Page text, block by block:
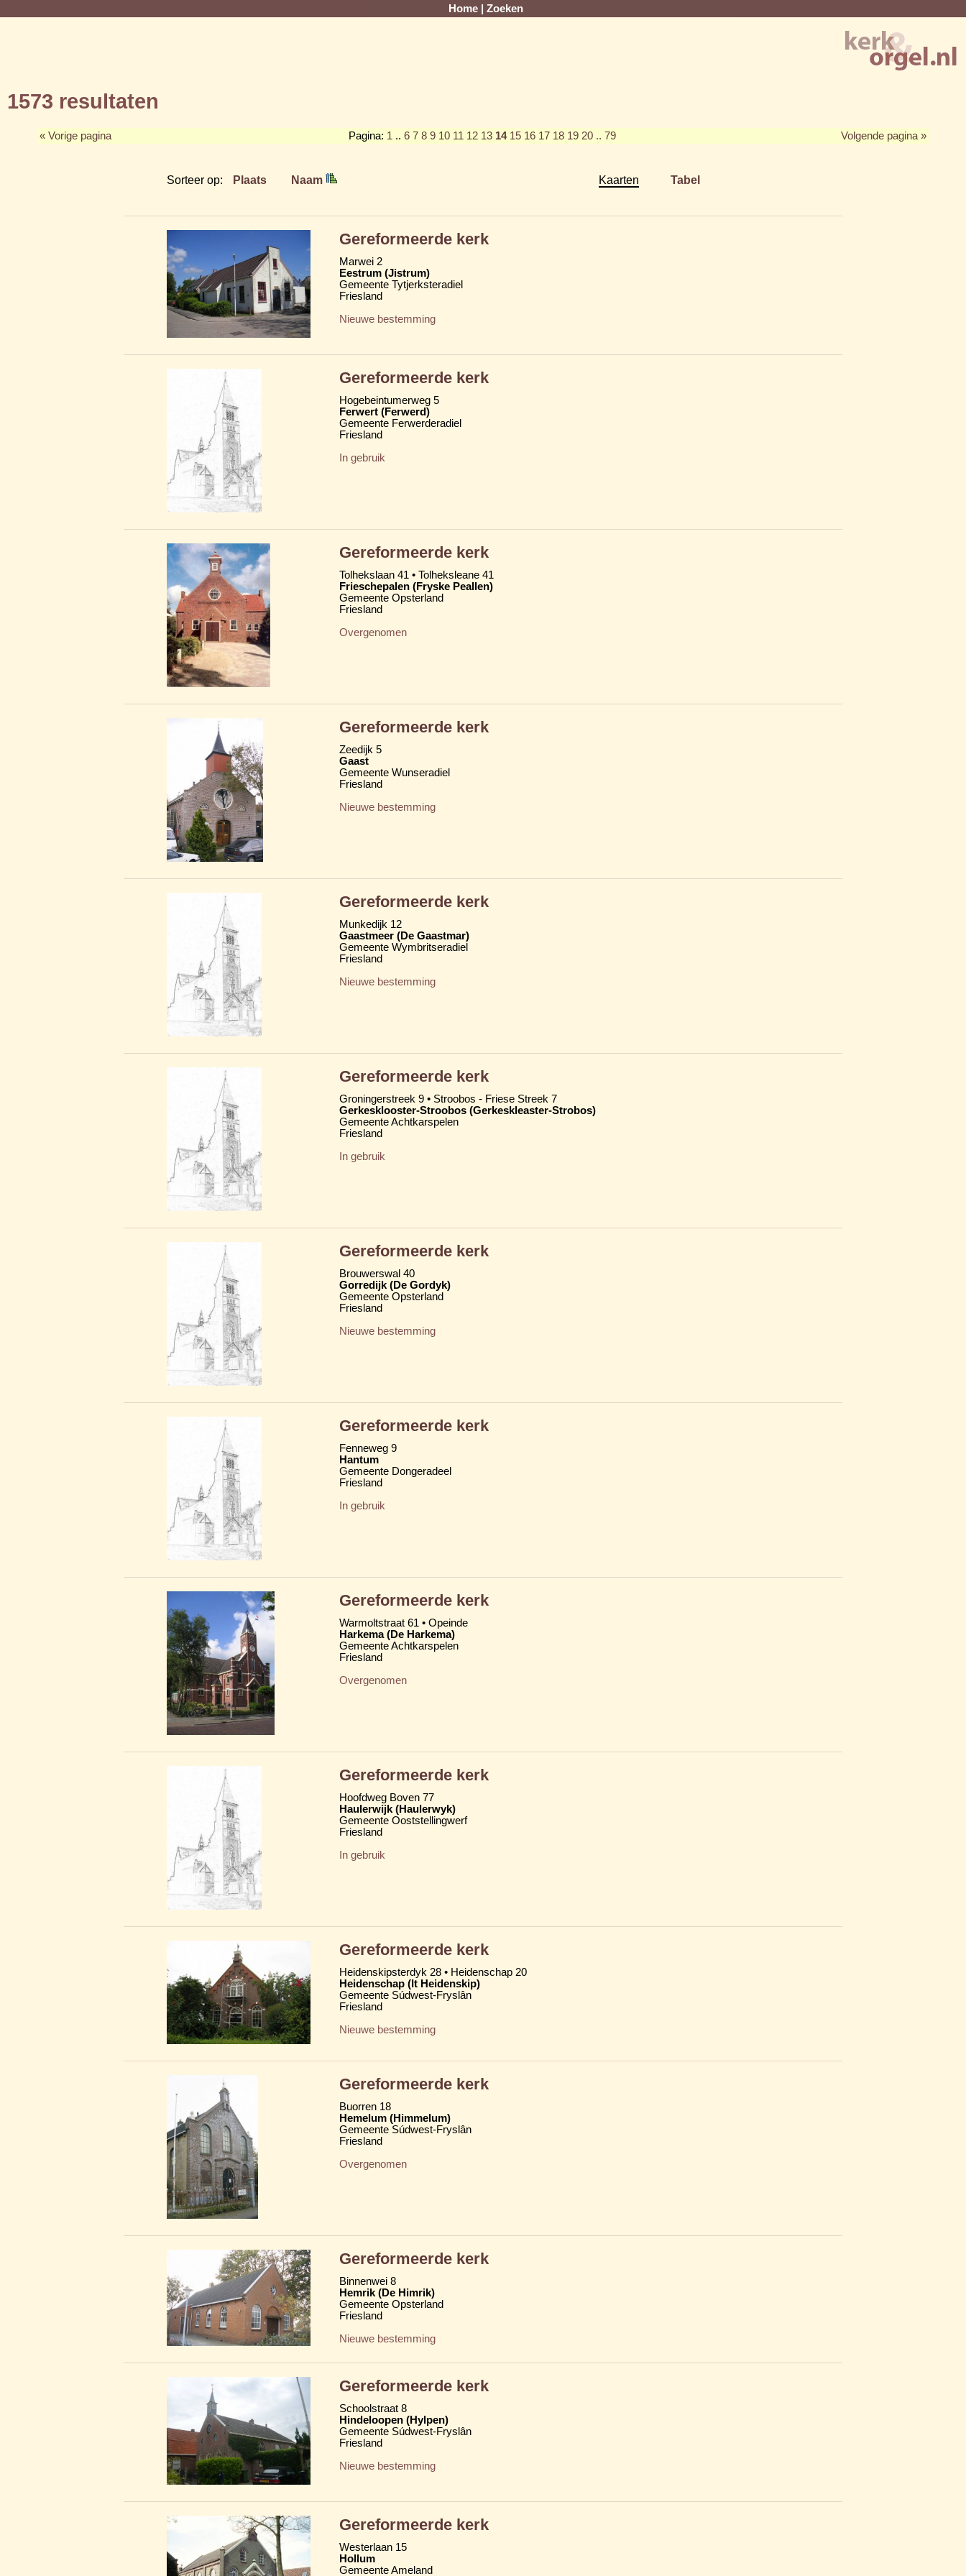
Home Zoeken
1573 resultaten
« Vorige pagina Pagina: 1 .. 6 7 8 9 10 11 12 13 14 15 16 17 18 19 20 .. 79 Volgende pagina »
Sorteer op: Plaats Naam Kaarten Tabel
Gereformeerde kerk
Marwei 2
Eestrum (Jistrum)
Gemeente Tytjerksteradiel
Friesland
Nieuwe bestemming
Gereformeerde kerk
Hogebeintumerweg 5
Ferwert (Ferwerd)
Gemeente Ferwerderadiel
Friesland
In gebruik
Gereformeerde kerk
Tolhekslaan 41 • Tolheksleane 41
Frieschepalen (Fryske Peallen)
Gemeente Opsterland
Friesland
Overgenomen
Gereformeerde kerk
Zeedijk 5
Gaast
Gemeente Wunseradiel
Friesland
Nieuwe bestemming
Gereformeerde kerk
Munkedijk 12
Gaastmeer (De Gaastmar)
Gemeente Wymbritseradiel
Friesland
Nieuwe bestemming
Gereformeerde kerk
Groningerstreek 9 • Stroobos - Friese Streek 7
Gerkesklooster-Stroobos (Gerkeskleaster-Strobos)
Gemeente Achtkarspelen
Friesland
In gebruik
Gereformeerde kerk
Brouwerswal 40
Gorredijk (De Gordyk)
Gemeente Opsterland
Friesland
Nieuwe bestemming
Gereformeerde kerk
Fenneweg 9
Hantum
Gemeente Dongeradeel
Friesland
In gebruik
Gereformeerde kerk
Warmoltstraat 61 • Opeinde
Harkema (De Harkema)
Gemeente Achtkarspelen
Friesland
Overgenomen
Gereformeerde kerk
Hoofdweg Boven 77
Haulerwijk (Haulerwyk)
Gemeente Ooststellingwerf
Friesland
In gebruik
Gereformeerde kerk
Heidenskipsterdyk 28 • Heidenschap 20
Heidenschap (It Heidenskip)
Gemeente Súdwest-Fryslân
Friesland
Nieuwe bestemming
Gereformeerde kerk
Buorren 18
Hemelum (Himmelum)
Gemeente Súdwest-Fryslân
Friesland
Overgenomen
Gereformeerde kerk
Binnenwei 8
Hemrik (De Himrik)
Gemeente Opsterland
Friesland
Nieuwe bestemming
Gereformeerde kerk
Schoolstraat 8
Hindeloopen (Hylpen)
Gemeente Súdwest-Fryslân
Friesland
Nieuwe bestemming
Gereformeerde kerk
Westerlaan 15
Hollum
Gemeente Ameland